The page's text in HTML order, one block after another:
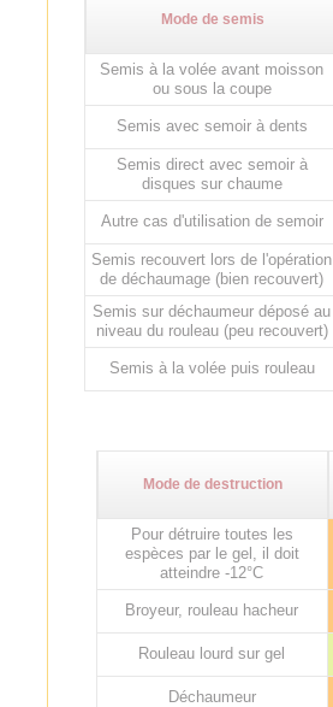
Mode de semis
Semis à la volée avant moisson
ou sous la coupe
Semis avec semoir à dents
Semis direct avec semoir à
disques sur chaume
Autre cas d'utilisation de semoir
Semis recouvert lors de l'opération
de déchaumage (bien recouvert)
Semis sur déchaumeur déposé au
niveau du rouleau (peu recouvert)
Semis à la volée puis rouleau
Mode de destruction
Pour détruire toutes les
espèces par le gel, il doit
atteindre -12°C
Broyeur, rouleau hacheur
Rouleau lourd sur gel
Déchaumeur